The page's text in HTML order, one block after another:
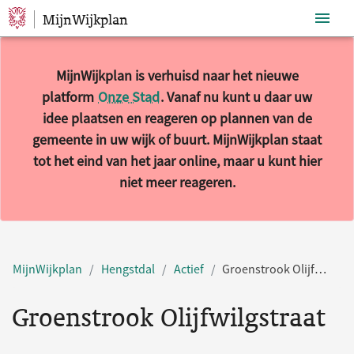
Sla navigatie over
MijnWijkplan
MijnWijkplan is verhuisd naar het nieuwe
platform Onze Stad. Vanaf nu kunt u daar uw
idee plaatsen en reageren op plannen van de
gemeente in uw wijk of buurt. MijnWijkplan staat
tot het eind van het jaar online, maar u kunt hier
niet meer reageren.
MijnWijkplan Hengstdal Actief Groenstrook Olijfwilgstraat
Groenstrook Olijfwilgstraat